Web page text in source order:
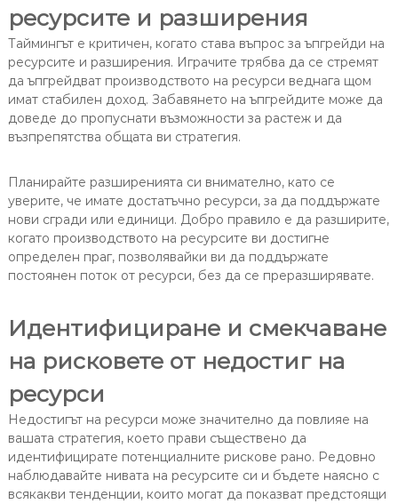
ресурсите и разширения
Таймингът е критичен, когато става въпрос за ъпгрейди на
ресурсите и разширения. Играчите трябва да се стремят
да ъпгрейдват производството на ресурси веднага щом
имат стабилен доход. Забавянето на ъпгрейдите може да
доведе до пропуснати възможности за растеж и да
възпрепятства общата ви стратегия.
Планирайте разширенията си внимателно, като се
уверите, че имате достатъчно ресурси, за да поддържате
нови сгради или единици. Добро правило е да разширите,
когато производството на ресурсите ви достигне
определен праг, позволявайки ви да поддържате
постоянен поток от ресурси, без да се преразширявате.
Идентифициране и смекчаване
на рисковете от недостиг на
ресурси
Недостигът на ресурси може значително да повлияе на
вашата стратегия, което прави съществено да
идентифицирате потенциалните рискове рано. Редовно
наблюдавайте нивата на ресурсите си и бъдете наясно с
всякакви тенденции, които могат да показват предстоящи